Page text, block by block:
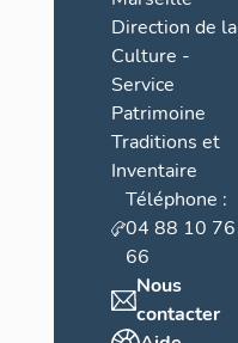
Direction de la
Culture -
Service
Patrimoine
Traditions et
Inventaire
Téléphone :
04 88 10 76
66
Nous
contacter